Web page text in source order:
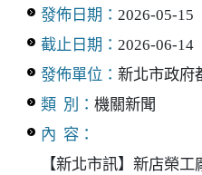
發佈日期： 2026-05-15
截止日期： 2026-06-14
發佈單位： 新北市政府
類 別： 機關新聞
內 容：
【新北市訊】新店榮